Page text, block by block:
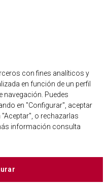
AGENCIA
BARNES MARBELLA
01 89
con fines analíticos y
en función de un perfil
navegación. Puedes
en "Configurar", aceptar
o rechazarlas
información consulta